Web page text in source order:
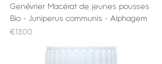
Genévrier Macérat de jeunes pousses
Bio - Juniperus communis - Alphagem
Price
€13.00